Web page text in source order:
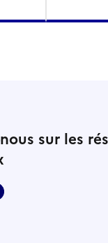
sur les